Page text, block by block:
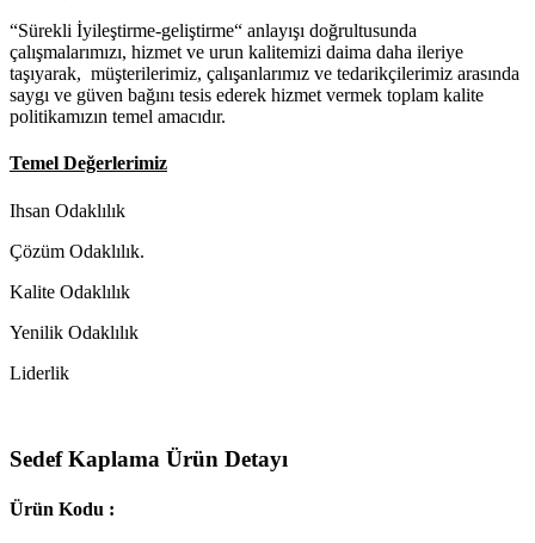
“Sürekli İyileştirme-geliştirme“ anlayışı doğrultusunda
çalışmalarımızı, hizmet ve urun kalitemizi daima daha ileriye
taşıyarak, müşterilerimiz, çalışanlarımız ve tedarikçilerimiz arasında
saygı ve güven bağını tesis ederek hizmet vermek toplam kalite
politikamızın temel amacıdır.
Temel Değerlerimiz
Ihsan Odaklılık
Çözüm Odaklılık.
Kalite Odaklılık
Yenilik Odaklılık
Liderlik
Sedef Kaplama Ürün Detayı
Ürün Kodu :